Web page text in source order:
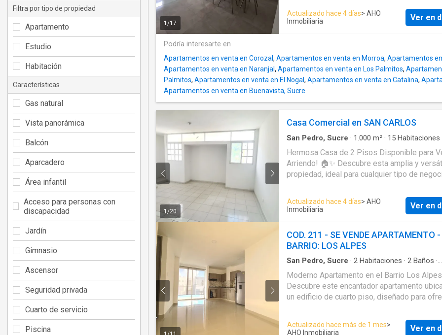
1 /17
residencial deSincelejo, ideal para vivir en
A pocos metros de colegios, parques
campana extractora Sala comedor 3
baños Cuarto de servicio con baño interno
labores Parqueadero
Actualizado hace 4 días> AHO
Inmobiliaria
Ver en
Podría interesarte en
Apartamentos en venta en Corozal , Apartamentos en venta en Morroa, Apartamentos
Apartamentos en venta en Naranjal , Apartamentos en venta en Los Palmitos,
Palmitos, Apartamentos en venta en El Nogal , Apartamentos en venta en Catalina,
Apartamentos en venta en Buenavista, Sucre
1 /20
Casa Comercial en SAN CARLOS
San Pedro, Sucre · 1.000 m² · 15 Habitaciones
Hermosa Casa de 2 Pisos Disponible para
Arriendo! 🏠✨ Descubre esta amplia y
propiedad, ideal para cualquier tipo de
su potencial. ✨ Características de la
Área total: - Primer piso: 700 m². - Segundo
300 m². - 🛏️ 8 Habitaciones: Espacios
- 🛋️ Espacio para reuniones: Ideal para juntas
eventos corporativos. - ☕ Cafetería y
Perfectas para ofrecer servicios de
para uso interno. - 🌟 Espacios amplios:
para comodidad y funcionalidad. ✨ Opciones
arriendo: - Se arrienda completa o se pueden
los pisos según las necesidades del cliente.
propiedad es una excelente oportunidad para
Actualizado hace 4 días> AHO
Inmobiliaria
Ver en
COD. 211 - SE VENDE APARTAMENTO -
BARRIO: LOS ALPES
San Pedro, Sucre · 2 Habitaciones · 2 Baños ·
Patio
Moderno Apartamento en el Barrio Los
Descubre este encantador apartamento
un edificio de cuarto piso, diseñado para
Características principales: - 📐 Área total:
🛏️ Habitaciones: 2 habitaciones bien
Actualizado hace más de 1 mes>
AHO Inmobiliaria
Ver en
Filtra por tipo de propiedad
Apartamento
Estudio
Habitación
Características
Gas natural
Vista panorámica
Balcón
Aparcadero
Área infantil
Acceso para personas con
discapacidad
Jardín
Gimnasio
Ascensor
Seguridad privada
Cuarto de servicio
Piscina